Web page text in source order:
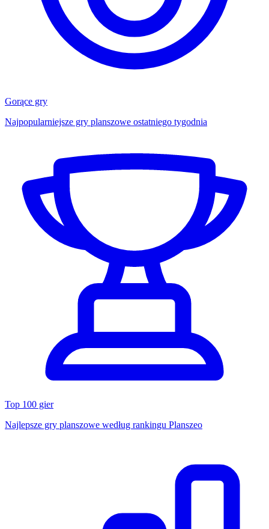
Gorące gry
Najpopularniejsze gry planszowe ostatniego tygodnia
Top 100 gier
Najlepsze gry planszowe według rankingu Planszeo